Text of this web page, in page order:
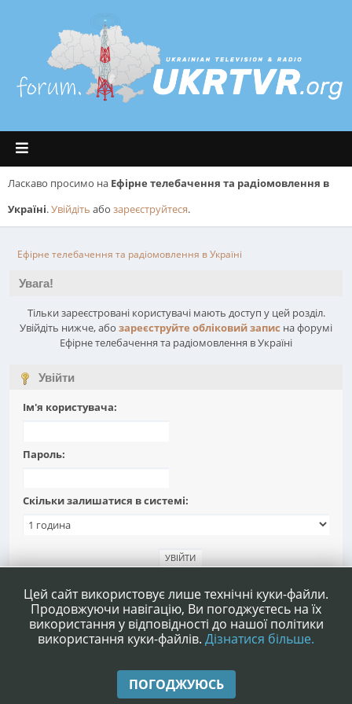
Ласкаво просимо на Ефірне телебачення та радіомовлення в
Україні.Увійдіть або зареєструйтеся.
Ефірне телебачення та радіомовлення в Україні
Увага!
Тільки зареєстровані користувачі мають доступ у цей розділ.
Увійдіть нижче, або зареєструйте обліковий запис на форумі
Ефірне телебачення та радіомовлення в Україні
Увійти
Ім'я користувача:
Пароль:
Скільки залишатися в системі:
Допомога|Умови та правила|Нагору ▲
SMF 2.1.4 © 2023,Simple Machines
Цей сайт використовує лише технічні куки-файли.
Продовжуючи навігацію, Ви погоджуєтесь на їх
використання у відповідності до нашої політики
використання куки-файлів. Дізнатися більше.
ПОГОДЖУЮСЬ